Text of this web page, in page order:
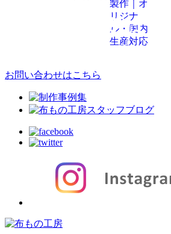
お問い合わせはこちら